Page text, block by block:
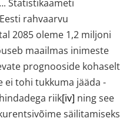
Statistikaameti
rahvaarvu
2085 oleme 1,2 miljoni
maailmas inimeste
prognooside kohaselt
ei tohi tukkuma jääda -
riik[iv] ning see
säilitamiseks